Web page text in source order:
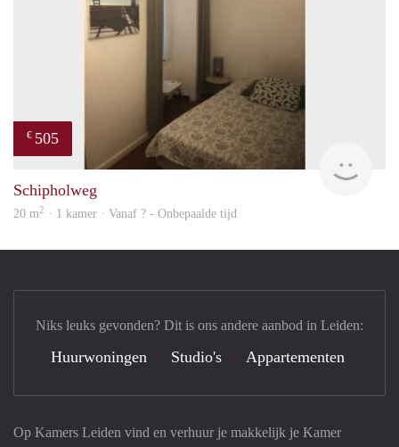
€ 505
Schipholweg
20 m2 · 1 kamer · Vanaf ? - Onbepaalde tijd
Op Kamers Leiden vind en verhuur je makkelijk je Kamer
Niks leuks gevonden? Dit is ons andere aanbod in Leiden:
Huurwoningen Studio's Appartementen